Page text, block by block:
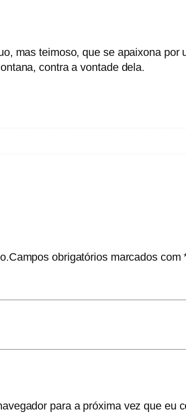
e
P
m
c
r
mas teimoso, que se apaixona por
contra a vontade dela.
Campos obrigatórios marcados com
para a próxima vez que eu